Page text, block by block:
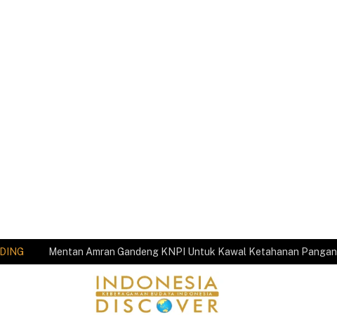
Mentan Amran Gandeng KNPI Untuk Kawal Ketahanan Pangan